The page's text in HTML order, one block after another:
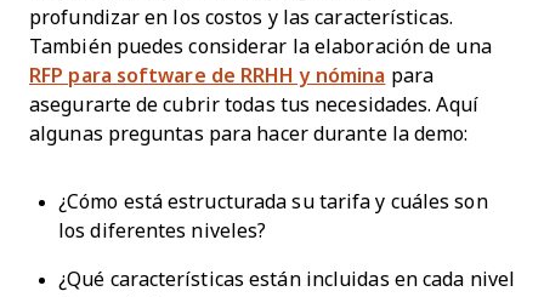
profundizar en los costos y las características.
También puedes considerar la elaboración de una
RFP para software de RRHH y nómina para
asegurarte de cubrir todas tus necesidades. Aquí
algunas preguntas para hacer durante la demo:
¿Cómo está estructurada su tarifa y cuáles son
los diferentes niveles?
¿Qué características están incluidas en cada nivel